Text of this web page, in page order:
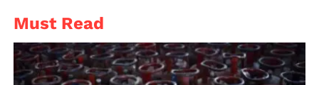
Must Read